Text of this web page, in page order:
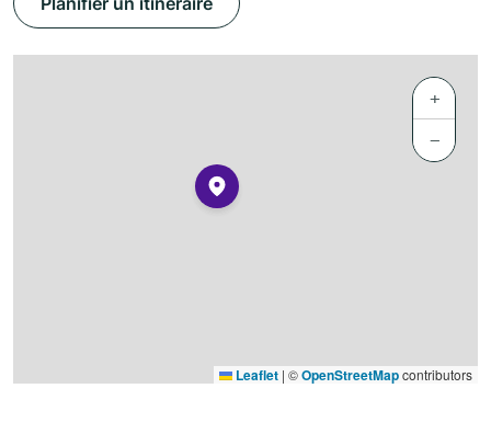
+
−
Leaflet | ©OpenStreetMapcontributors